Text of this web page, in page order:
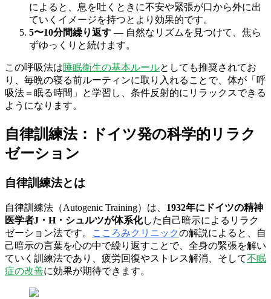
によると、息を吐くときに不安や緊張が口から外に出
ていくイメージを持つとより効果的です。
5〜10分間繰り返す — 自然なリズムを見つけて、焦ら
ずゆっくりと続けます。
この呼吸法は睡眠衛生の基本ルールとしても推奨されてお
り、毎晩の寝る前ルーティンに取り入れることで、体が「呼
吸法＝眠る時間」と学習し、条件反射的にリラックスできる
ようになります。
自律訓練法：ドイツ発の科学的リラク
ゼーション
自律訓練法とは
自律訓練法（Autogenic Training）は、 1932年にドイツの精神
医学者J・H・シュルツが体系化した自己暗示によるリラク
ゼーション法です。
こころみクリニックの解説によると、自
己暗示の言葉を心の中で繰り返すことで、全身の緊張を解い
ていく訓練法であり、疲労回復やストレス解消、そして不眠
症の改善に効果が期待できます。